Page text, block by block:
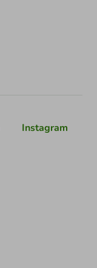
Instagram